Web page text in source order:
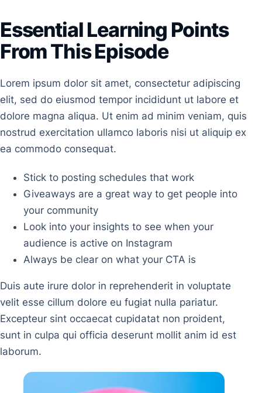
Essential Learning Points
From This Episode
Lorem ipsum dolor sit amet, consectetur adipiscing
elit, sed do eiusmod tempor incididunt ut labore et
dolore magna aliqua. Ut enim ad minim veniam, quis
nostrud exercitation ullamco laboris nisi ut aliquip ex
ea commodo consequat.
Stick to posting schedules that work
Giveaways are a great way to get people into
your community
Look into your insights to see when your
audience is active on Instagram
Always be clear on what your CTA is
Duis aute irure dolor in reprehenderit in voluptate
velit esse cillum dolore eu fugiat nulla pariatur.
Excepteur sint occaecat cupidatat non proident,
sunt in culpa qui officia deserunt mollit anim id est
laborum.